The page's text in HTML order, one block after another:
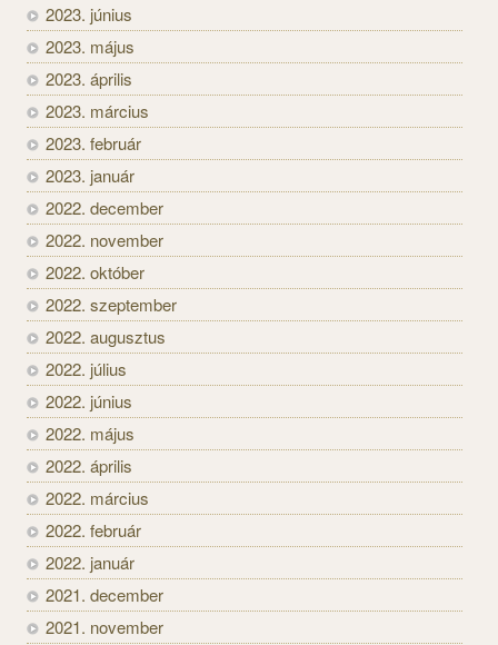
2023. június
2023. május
2023. április
2023. március
2023. február
2023. január
2022. december
2022. november
2022. október
2022. szeptember
2022. augusztus
2022. július
2022. június
2022. május
2022. április
2022. március
2022. február
2022. január
2021. december
2021. november